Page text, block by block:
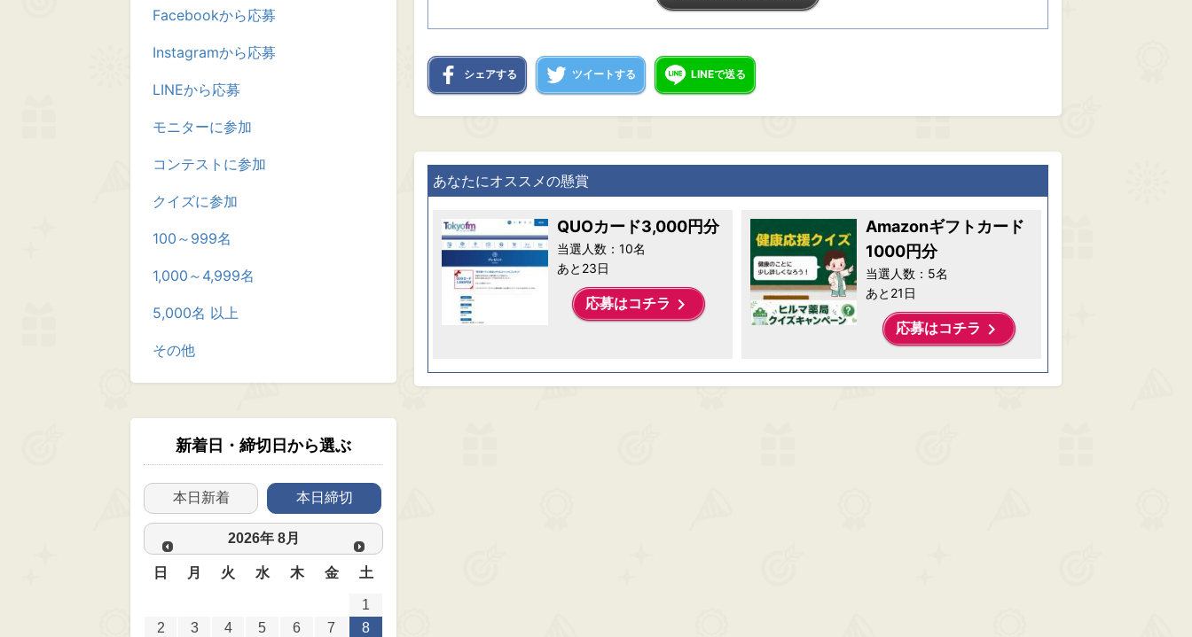
Facebookから応募
Instagramから応募
LINEから応募
モニターに参加
コンテストに参加
クイズに参加
100～999名
1,000～4,999名
5,000名 以上
その他
新着日・締切日から選ぶ
本日新着 本日締切
2026年 8月
日 月 火 水 木 金 土
1
2
3 4 5 6 7
8
シェアする ツイートする LINEで送る
あなたにオススメの懸賞
QUOカード3,000円分
当選人数：10名
あと23日
応募はコチラ keyboard_arrow_right
Amazonギフトカード
1000円分
当選人数：5名
あと21日
応募はコチラ keyboard_arrow_right